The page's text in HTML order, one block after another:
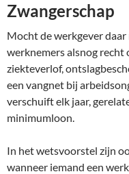
Zwangerschap
Mocht de werkgever
werknemers alsnog recht
ziekteverlof,
een vangnet bij
verschuift elk jaar,
minimumloon.
In het wetsvoorstel zijn
wanneer iemand een